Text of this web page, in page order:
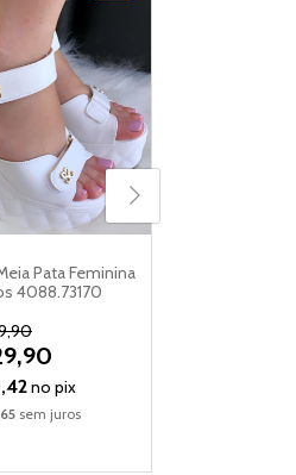
Pata Feminina
4088.73170
no pix
sem juros